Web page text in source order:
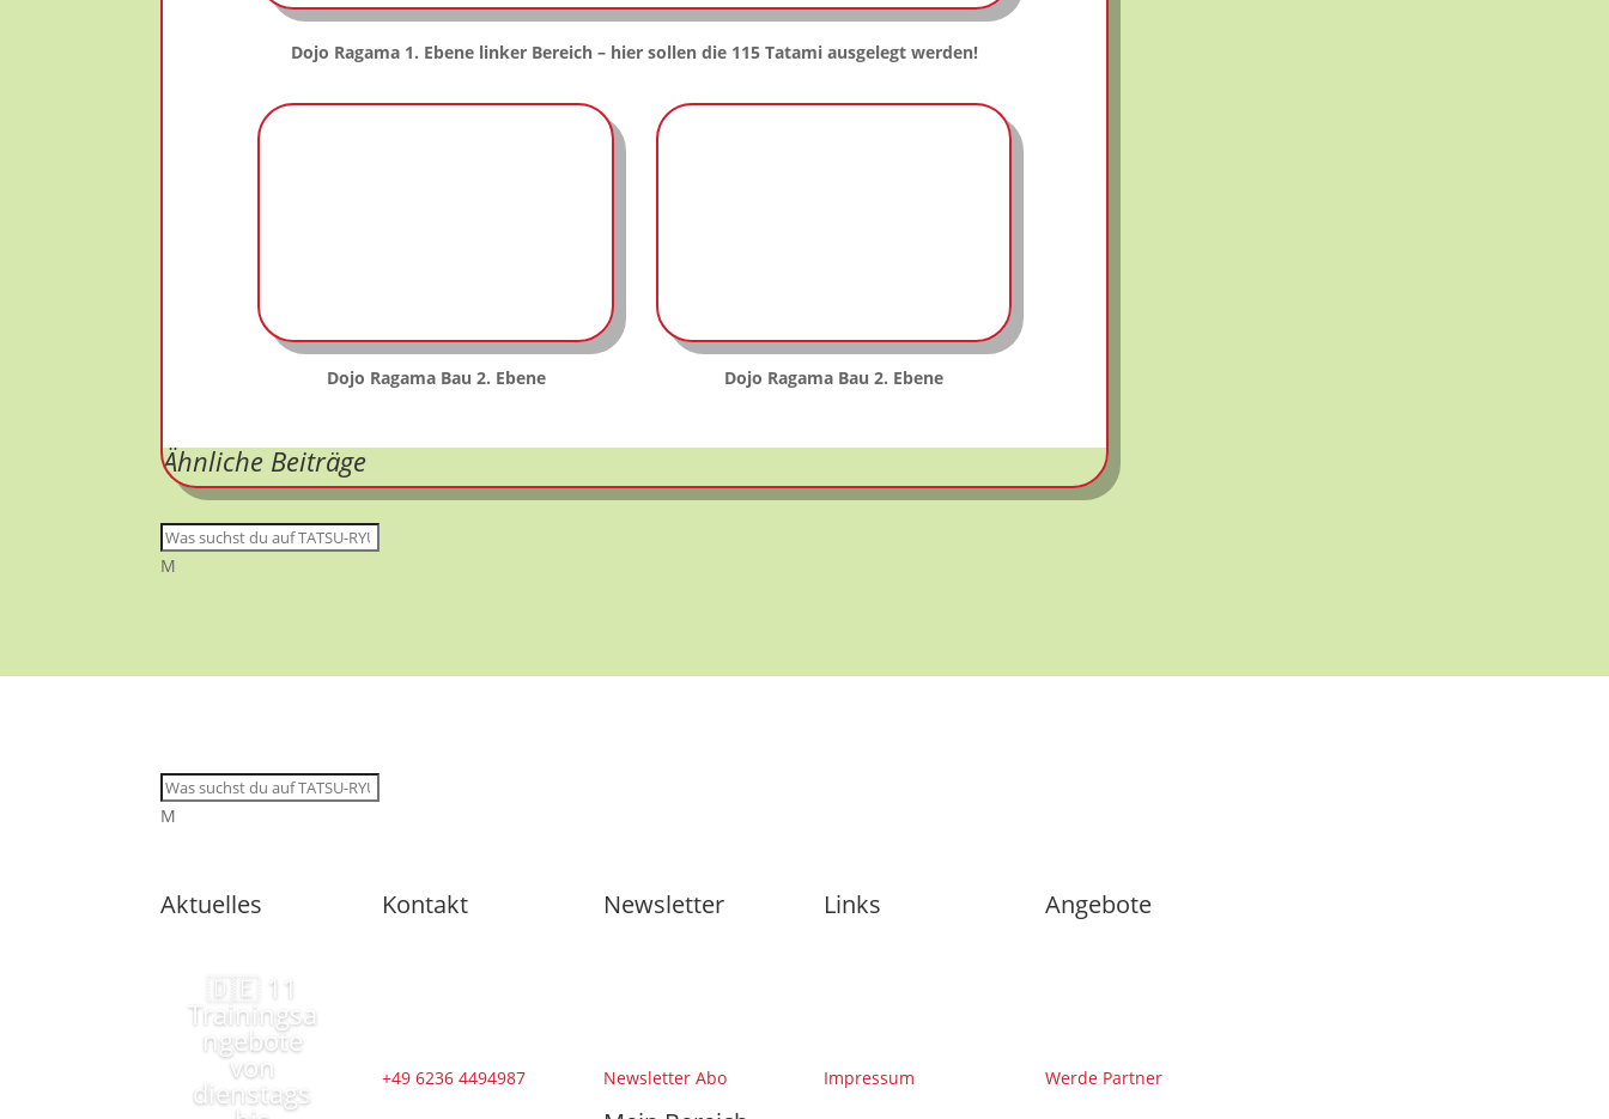
Dojo Ragama 1. Ebene linker Bereich – hier sollen die 115 Tatami ausgelegt werden!
Dojo Ragama Bau 2. Ebene Dojo Ragama Bau 2. Ebene
Ähnliche Beiträge
M
M
Aktuelles
🇩🇪 11
Trainingsa
ngebote
von
dienstags
Kontakt
+49 6236 4494987
Newsletter
Newsletter Abo
Links
Impressum
Angebote
Werde Partner